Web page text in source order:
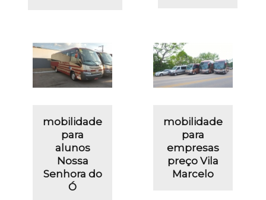
mobilidade
para
alunos
Nossa
Senhora do
Ó
mobilidade
para
empresas
preço Vila
Marcelo